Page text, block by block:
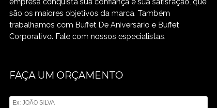
empresa conquista sua confiança e sua satisfação, que
são os maiores objetivos da marca. Também
trabalhamos com Buffet De Aniversário e Buffet
Corporativo. Fale com nossos especialistas.
FAÇA UM ORÇAMENTO